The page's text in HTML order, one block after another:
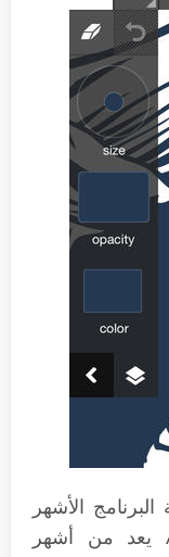
الأشهر
“فوتوشوب”. تطبيق Adobe Ideas يعد من أشهر